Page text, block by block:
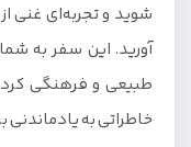
شوید و تجربه‌ای غنی
آورید. این سفر به
طبیعی و فرهنگی
خاطراتی به یادماندنی